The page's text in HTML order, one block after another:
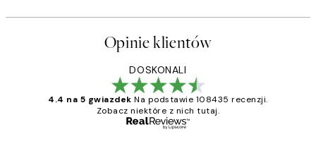
Opinie klientów
DOSKONALI
4.4 na 5 gwiazdek Na podstawie 108435 recenzji.
Zobacz niektóre z nich tutaj.